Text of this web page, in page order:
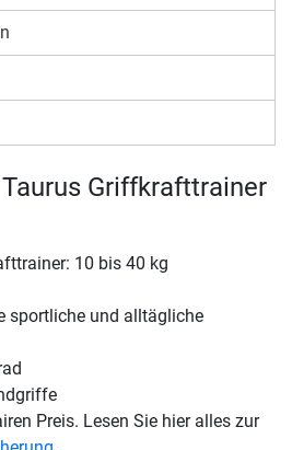
Griffkrafttrainer
10 bis 40 kg
sportliche und alltägliche
Preis. Lesen Sie hier alles zur